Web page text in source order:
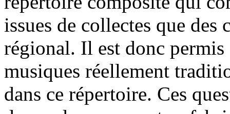
issues de collectes que des
régional. Il est donc permis
musiques réellement
dans ce répertoire. Ces